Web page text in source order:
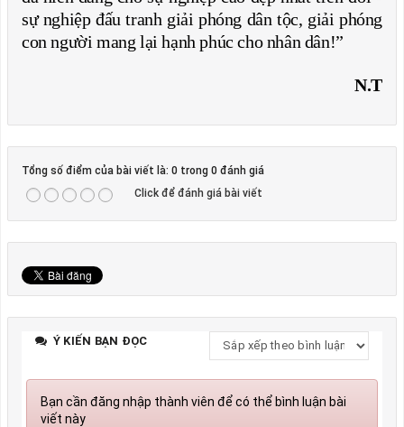
sự nghiệp đấu tranh giải phóng dân tộc, giải phóng
con người mang lại hạnh phúc cho nhân dân!”
N.T
Tổng số điểm của bài viết là: 0 trong 0 đánh giá
Click để đánh giá bài viết
Ý KIẾN BẠN ĐỌC
Bạn cần đăng nhập thành viên để có thể bình luận bài
viết này